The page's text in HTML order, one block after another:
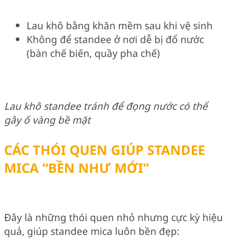
Lau khô bằng khăn mềm sau khi vệ sinh
Không để standee ở nơi dễ bị đổ nước
(bàn chế biến, quầy pha chế)
Lau khô standee tránh để đọng nước có thể
gây ố vàng bề mặt
CÁC THÓI QUEN GIÚP STANDEE
MICA “BỀN NHƯ MỚI”
Đây là những thói quen nhỏ nhưng cực kỳ hiệu
quả, giúp standee mica luôn bền đẹp: